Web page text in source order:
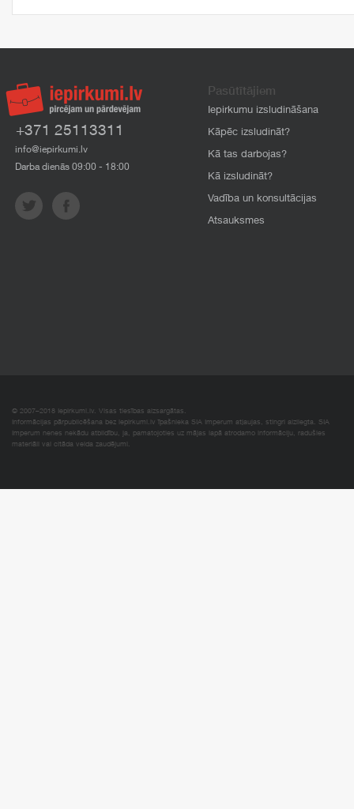
+371 25113311
info@iepirkumi.lv
Darba dienās 09:00 - 18:00
Pasūtītājiem
Iepirkumu izsludināšana
Kāpēc izsludināt?
Kā tas darbojas?
Kā izsludināt?
Vadība un konsultācijas
Atsauksmes
© 2007–2018 Iepirkumi.lv. Visas tiesības aizsargātas.
Informācijas pārpublicēšana bez iepirkumi.lv īpašnieka SIA Imperum atļaujas, stingri aizliegta. SIA
Imperum nenes nekādu atbildību, ja, pamatojoties uz mājas lapā atrodamo informāciju, radušies
materiāli vai citāda veida zaudējumi.